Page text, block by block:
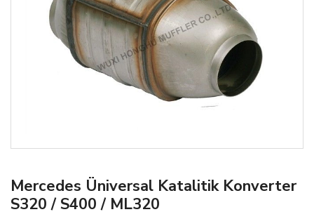
Mercedes Üniversal Katalitik Konverter
S320 / S400 / ML320